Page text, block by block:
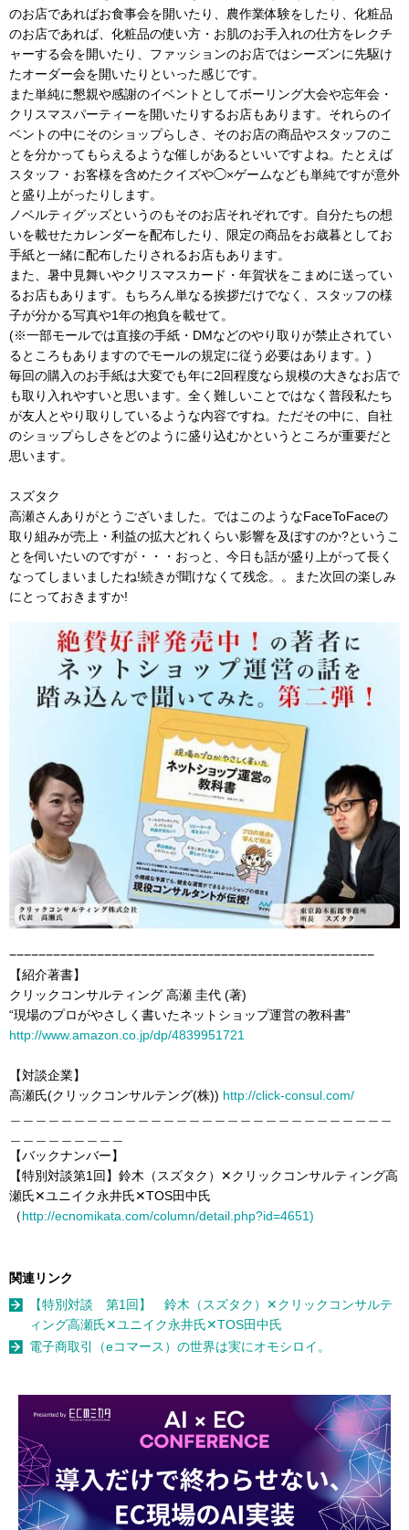
のお店であればお食事会を開いたり、農作業体験をしたり、化粧品
のお店であれば、化粧品の使い方・お肌のお手入れの仕方をレクチ
ャーする会を開いたり、ファッションのお店ではシーズンに先駆け
たオーダー会を開いたりといった感じです。
また単純に懇親や感謝のイベントとしてボーリング大会や忘年会・
クリスマスパーティーを開いたりするお店もあります。それらのイ
ベントの中にそのショップらしさ、そのお店の商品やスタッフのこ
とを分かってもらえるような催しがあるといいですよね。たとえば
スタッフ・お客様を含めたクイズや◯×ゲームなども単純ですが意外
と盛り上がったりします。
ノベルティグッズというのもそのお店それぞれです。自分たちの想
いを載せたカレンダーを配布したり、限定の商品をお歳暮としてお
手紙と一緒に配布したりされるお店もあります。
また、暑中見舞いやクリスマスカード・年賀状をこまめに送ってい
るお店もあります。もちろん単なる挨拶だけでなく、スタッフの様
子が分かる写真や1年の抱負を載せて。
(※一部モールでは直接の手紙・DMなどのやり取りが禁止されてい
るところもありますのでモールの規定に従う必要はあります。)
毎回の購入のお手紙は大変でも年に2回程度なら規模の大きなお店で
も取り入れやすいと思います。全く難しいことではなく普段私たち
が友人とやり取りしているような内容ですね。ただその中に、自社
のショップらしさをどのように盛り込むかというところが重要だと
思います。
スズタク
高瀬さんありがとうございました。ではこのようなFaceToFaceの
取り組みが売上・利益の拡大どれくらい影響を及ぼすのか?というこ
とを伺いたいのですが・・・おっと、今日も話が盛り上がって長く
なってしまいましたね!続きが聞けなくて残念。。また次回の楽しみ
にとっておきますか!
−−−−−−−−−−−−−−−−−−−−−−−−−−−−−−−−−−−−−−−−−−−−−−−−−−
【紹介著書】
クリックコンサルティング 高瀬 圭代 (著)
“現場のプロがやさしく書いたネットショップ運営の教科書”
http://www.amazon.co.jp/dp/4839951721
【対談企業】
高瀬氏(クリックコンサルテング(株)) http://click-consul.com/
【バックナンバー】
【特別対談第1回】鈴木（スズタク）✕クリックコンサルティング高
瀬氏✕ユニイク永井氏✕TOS田中氏
（http://ecnomikata.com/column/detail.php?id=4651)
関連リンク
【特別対談 第1回】 鈴木（スズタク）✕クリックコンサルテ
ィング高瀬氏✕ユニイク永井氏✕TOS田中氏
電子商取引（eコマース）の世界は実にオモシロイ。